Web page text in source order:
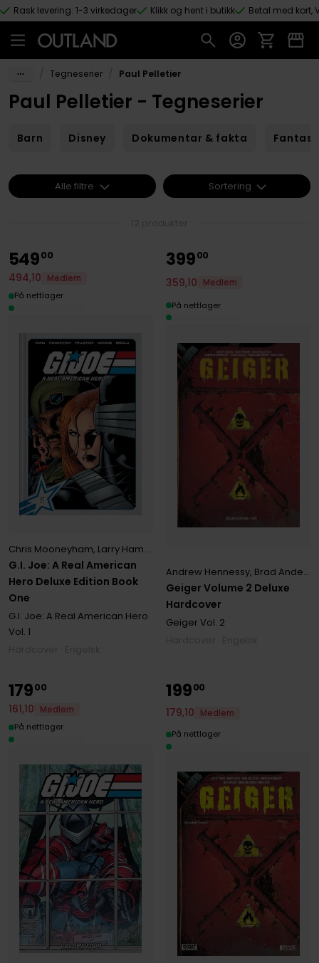
Hopp til hovedinnhold
Rask levering: 1-3 virkedager Klikk og hent i butikk Betal med kort,
Tegneserier Paul Pelletier
Paul Pelletier - Tegneserier
Barn Disney Dokumentar & fakta Fantasy
G.I. Joe: A Real American
Hero Deluxe Edition Book
One
Chris Mooneyham, Larry Hama
G.I. Joe: A Real American Hero
Vol. 1
54900
494,10
Medlem
På nettlager
Geiger Volume 2 Deluxe
Hardcover
Andrew Hennessy, Brad Anderson
Geiger Vol. 2
39900
359,10
Medlem
På nettlager
17900
161,10
Medlem
På nettlager
19900
179,10
Medlem
På nettlager
Alle filtre Sortering